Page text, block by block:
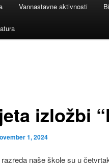
Vannastavne aktivnosti
izložbi
1, 2024
naše škole su u